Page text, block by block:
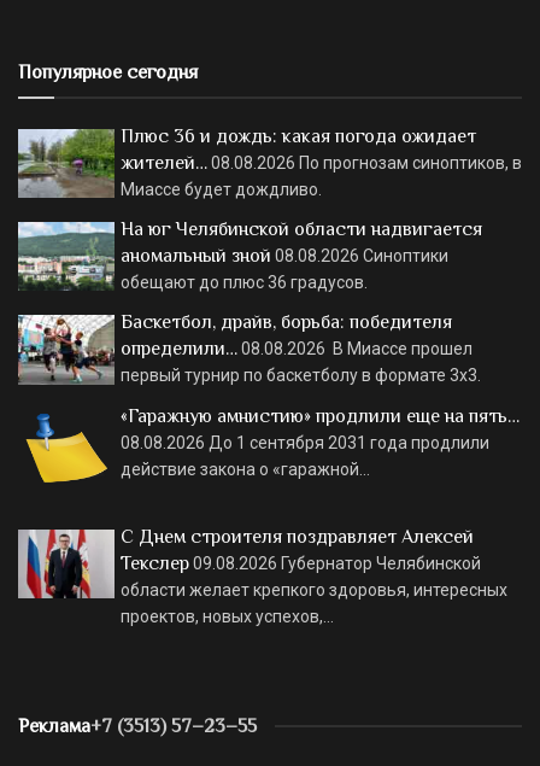
Популярное сегодня
Плюс 36 и дождь: какая погода ожидает
жителей…08.08.2026 По прогнозам синоптиков, в
Миассе будет дождливо.
На юг Челябинской области надвигается
аномальный зной 08.08.2026 Синоптики
обещают до плюс 36 градусов.
Баскетбол, драйв, борьба: победителя
определили…08.08.2026 В Миассе прошел
первый турнир по баскетболу в формате 3х3.
«Гаражную амнистию» продлили еще на пять…
08.08.2026 До 1 сентября 2031 года продлили
действие закона о «гаражной…
С Днем строителя поздравляет Алексей
Текслер09.08.2026 Губернатор Челябинской
области желает крепкого здоровья, интересных
проектов, новых успехов,…
Реклама+7 (3513) 57–23–55